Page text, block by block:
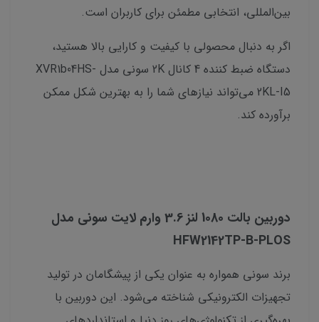
بین‌المللی، انتخابی مطمئن برای کاربران است.
اگر به دنبال محصولی با کیفیت و کارایی بالا هستید،
دستگاه ضبط کننده 4 کانال 2K سونی مدل XVR1b04HS-
2KL-I5 می‌تواند نیازهای شما را به بهترین شکل ممکن
برآورده کند.
دوربین بالت 1080 لنز 3.6 وارم لایت سونی مدل
HFW2142TP-B-PLOS
برند سونی همواره به عنوان یکی از پیشگامان در تولید
تجهیزات الکترونیکی شناخته می‌شود. این دوربین با